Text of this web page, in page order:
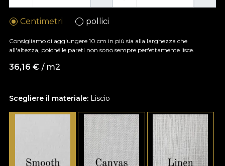
Scegliere il materiale: Liscio
Centimetri pollici
Consigliamo di aggiungere 10 cm in più sia alla larghezza che
all'altezza, poiché le pareti non sono sempre perfettamente lisce.
36,16 € / m2